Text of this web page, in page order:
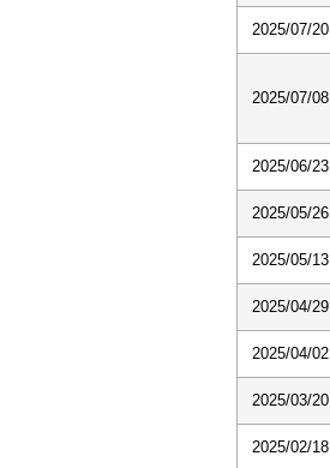
2025/07/20
2025/07/08
2025/06/23
2025/05/26
2025/05/13
2025/04/29
2025/04/02
2025/03/20
2025/02/18